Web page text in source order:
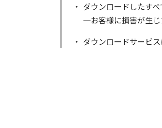
ダウンロードしたす
一お客様に損害が生
ダウンロードサービ
ファイルの内容は、